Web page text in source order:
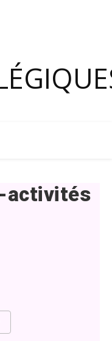
activités